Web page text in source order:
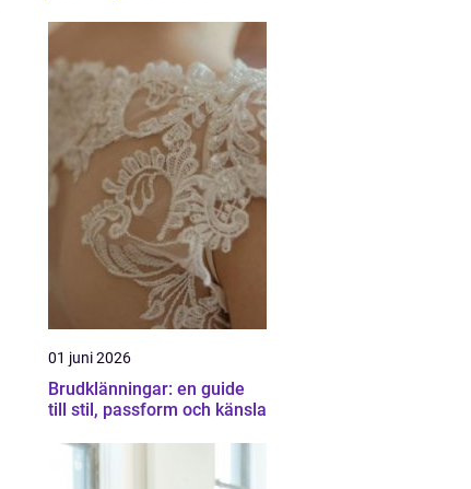
01 juni 2026
Brudklänningar: en guide
till stil, passform och känsla